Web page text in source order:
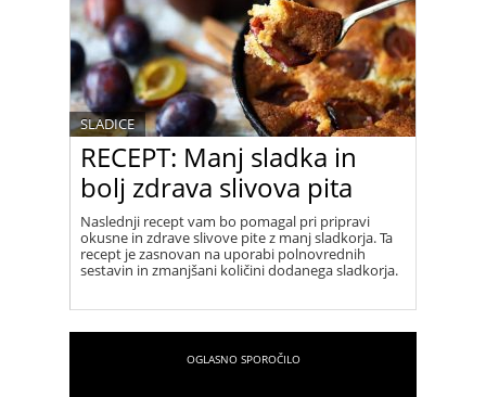
RECEPT: Manj sladka in
bolj zdrava slivova pita
SLADICE
Naslednji recept vam bo pomagal pri pripravi
okusne in zdrave slivove pite z manj sladkorja. Ta
recept je zasnovan na uporabi polnovrednih
sestavin in zmanjšani količini dodanega sladkorja.